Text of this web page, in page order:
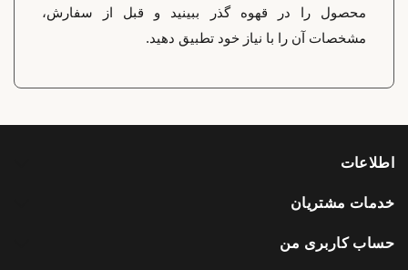
محصول را در قهوه گذر ببینید و قبل از سفارش،
مشخصات آن را با نیاز خود تطبیق دهید.
اطلاعات
خدمات مشتریان
حساب کاربری من